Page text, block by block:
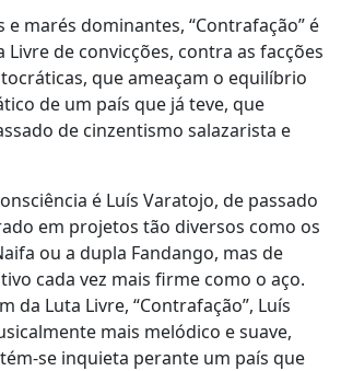
e marés dominantes, “Contrafação” é
Livre de convicções, contra as facções
que ameaçam o equilíbrio
de um país que já teve, que
de cinzentismo salazarista e
é Luís Varatojo, de passado
em projetos tão diversos como os
ou a dupla Fandango, mas de
cada vez mais firme como o aço.
da Luta Livre, “Contrafação”, Luís
mais melódico e suave,
se inquieta perante um país que